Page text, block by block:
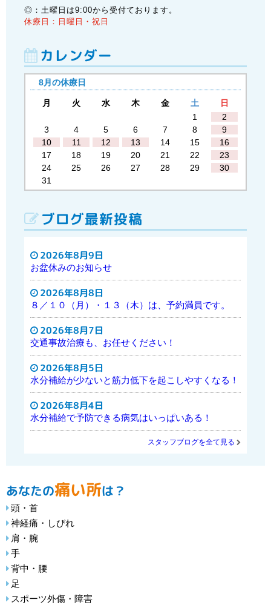
◎：土曜日は9:00から受付ております。
休療日：日曜日・祝日
カレンダー
8月の休療日
月 火 水 木 金 土
日
1
2
3
4 5 6 7 8
9
10
11 12 13 14 15
16
17
18 19 20 21 22
23
24
25 26 27 28 29
30
31
ブログ最新投稿
2026年8月9日
お盆休みのお知らせ
2026年8月8日
８／１０（月）・１３（木）は、予約満員です。
2026年8月7日
交通事故治療も、お任せください！
2026年8月5日
水分補給が少ないと筋力低下を起こしやすくなる！
2026年8月4日
水分補給で予防できる病気はいっぱいある！
スタッフブログを全て見る
あなたの痛い所は？
頭・首
神経痛・しびれ
肩・腕
手
背中・腰
足
スポーツ外傷・障害